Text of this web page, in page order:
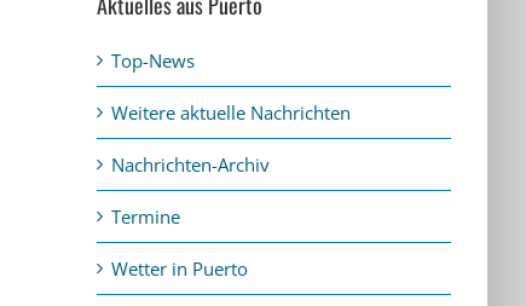
Top-News
Weitere aktuelle Nachrichten
Nachrichten-Archiv
Termine
Wetter in Puerto